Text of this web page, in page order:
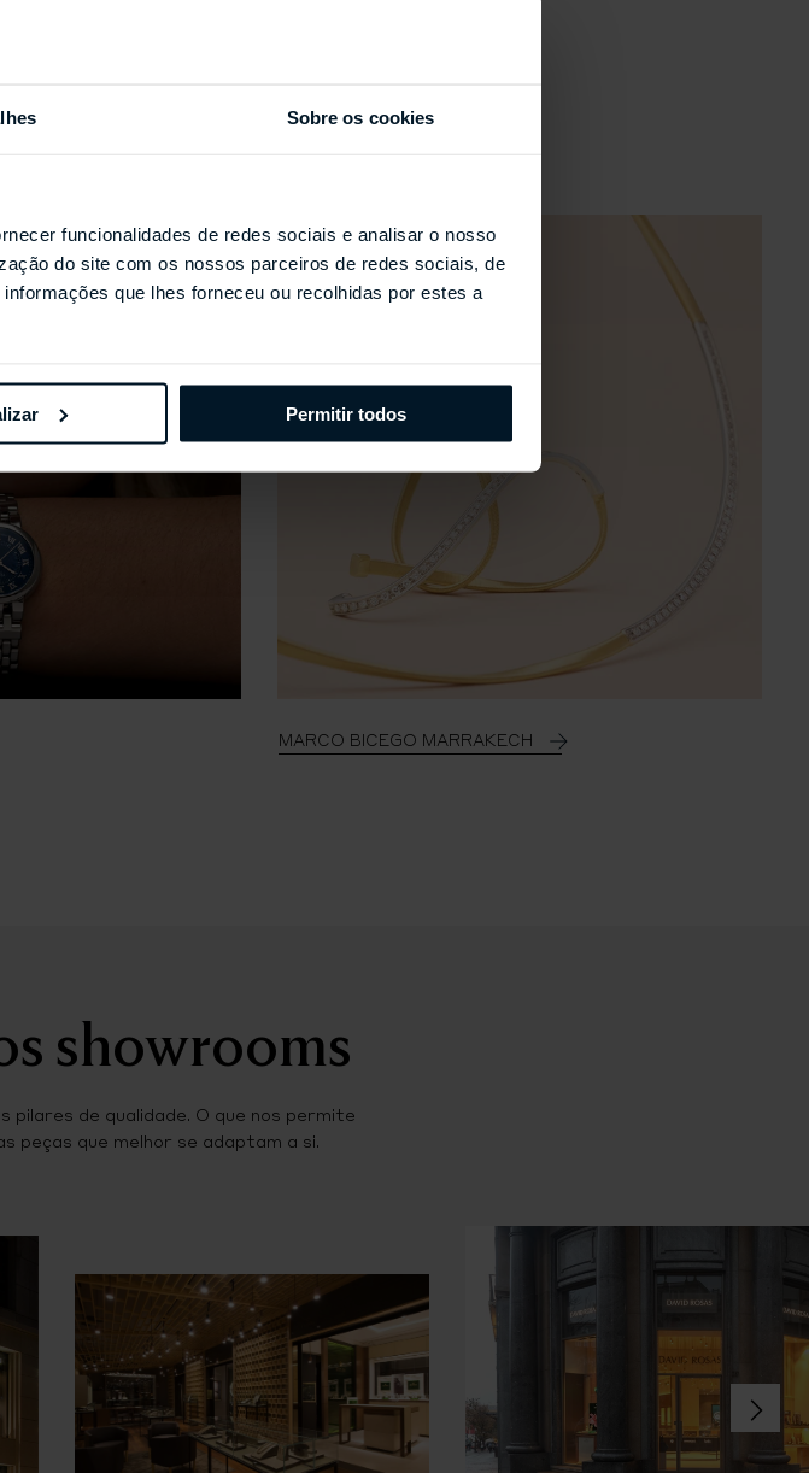
Sobre os cookies
funcionalidades de redes sociais e analisar o nosso
do site com os nossos parceiros de redes sociais, de
que lhes forneceu ou recolhidas por estes a
Permitir todos
MARCO BICEGO MARRAKECH
showrooms
pilares de qualidade. O que nos permite
peças que melhor se adaptam a si.